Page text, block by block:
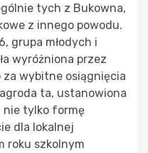
tych z Bukowna,
z innego powodu.
grupa młodych i
wyróżniona przez
wybitne osiągnięcia
ta, ustanowiona
nie tylko formę
dla lokalnej
roku szkolnym